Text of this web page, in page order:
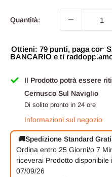
Quantità:
Ottieni: 79 punti, paga con
BANCARIO e ti
Il Prodotto potrà essere
Cernusco Sul Naviglio
Di solito pronto in 24 ore
Informazioni sul negozio
🚚Spedizione Standard
Ordina entro 25 Giorni/o 7
riceverai Prodotto
07/09/26